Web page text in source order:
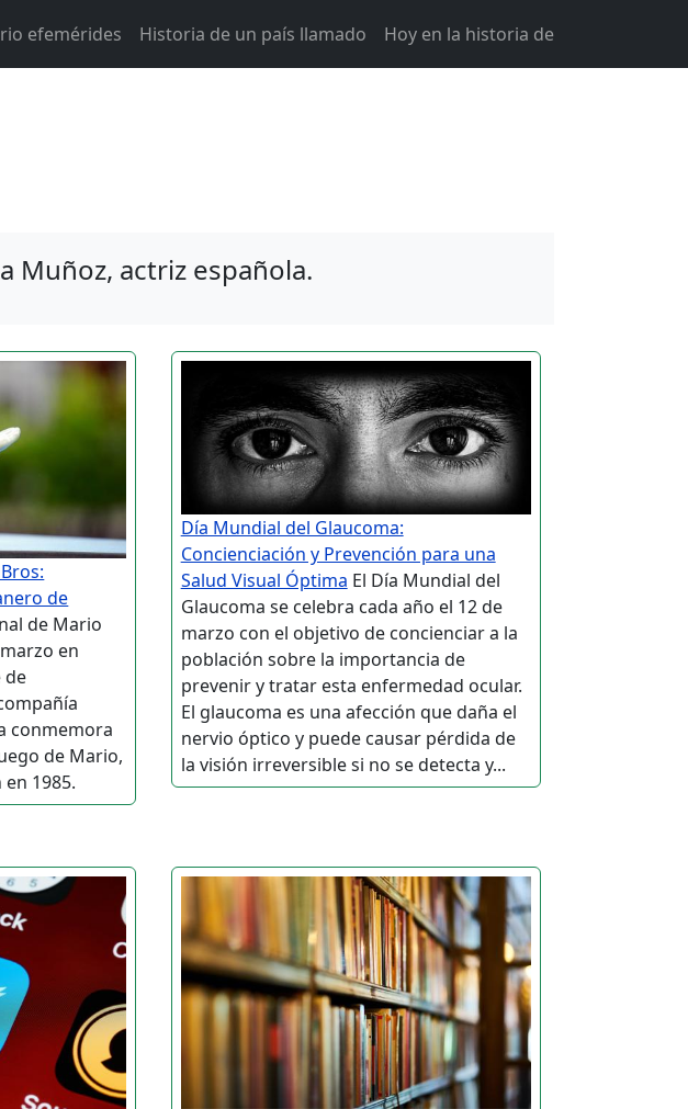
efemérides Historia de un país llamado Hoy en la historia de
Muñoz, actriz española.
de
de Mario
en
de
conmemora
de Mario,
1985.
Día Mundial del Glaucoma:
Concienciación y Prevención para una
Salud Visual Óptima El Día Mundial del
Glaucoma se celebra cada año el 12 de
marzo con el objetivo de concienciar a la
población sobre la importancia de
prevenir y tratar esta enfermedad ocular.
El glaucoma es una afección que daña el
nervio óptico y puede causar pérdida de
la visión irreversible si no se detecta y...